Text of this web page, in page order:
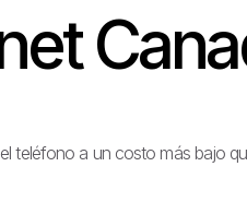
teléfono a un costo más bajo